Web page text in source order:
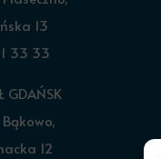
13
33 33
GDAŃSK
12